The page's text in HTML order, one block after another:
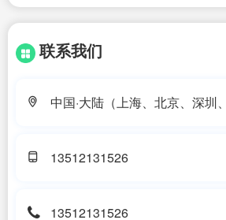
联系我们
中国·大陆（上海、北京、深圳
13512131526
13512131526